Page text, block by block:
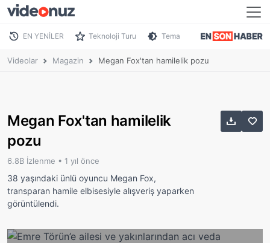
EN YENİLER Teknoloji Turu Tema
Videolar Magazin Megan Fox'tan hamilelik pozu
Megan Fox'tan hamilelik
pozu
6.8B İzlenme • 1 yıl önce
38 yaşındaki ünlü oyuncu Megan Fox,
transparan hamile elbisesiyle alışveriş yaparken
görüntülendi.